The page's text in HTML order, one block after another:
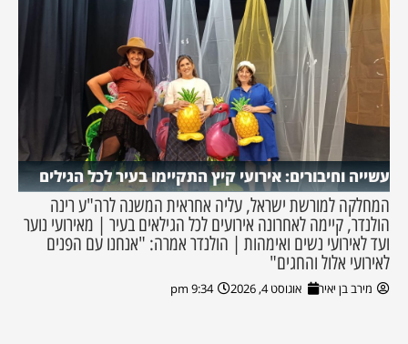
עשייה וחיבורים: אירועי קיץ התקיימו בעיר לכל הגילים
המחלקה למורשת ישראל, עליה אחראית המשנה לרה"ע רינה
הולנדר, קיימה לאחרונה אירועים לכל הגילאים בעיר | מאירועי נוער
ועד לאירועי נשים ואימהות | הולנדר אמרה: "אנחנו עם הפנים
לאירועי אלול והחגים"
מירב בן יאיר אוגוסט 4, 2026 9:34 pm